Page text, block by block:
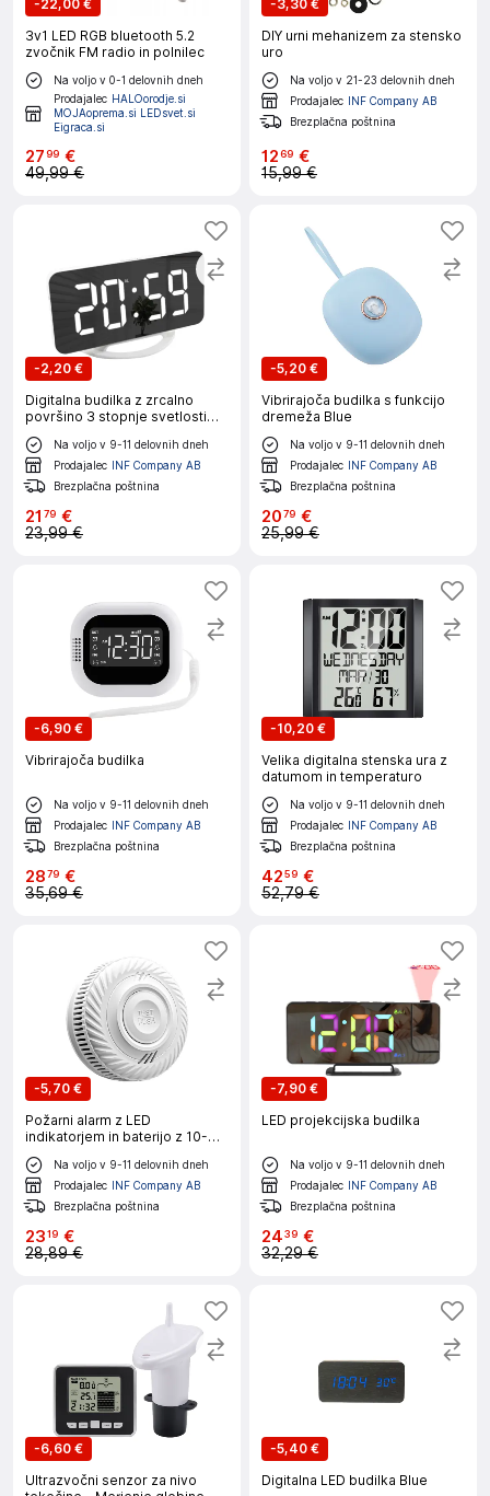
-22,00 €
3v1 LED RGB bluetooth 5.2
zvočnik FM radio in polnilec
Na voljo v 0-1 delovnih dneh
Prodajalec HALOorodje.si
MOJAoprema.si LEDsvet.si
Eigraca.si
2799 €
49,99 €
-3,30 €
DIY urni mehanizem za stensko
uro
Na voljo v 21-23 delovnih dneh
Prodajalec INF Company AB
Brezplačna poštnina
1269 €
15,99 €
-2,20 €
Digitalna budilka z zrcalno
površino 3 stopnje svetlosti
RGB barve
Na voljo v 9-11 delovnih dneh
Prodajalec INF Company AB
Brezplačna poštnina
21 79 €
23,99 €
-5,20 €
Vibrirajoča budilka s funkcijo
dremeža Blue
Na voljo v 9-11 delovnih dneh
Prodajalec INF Company AB
Brezplačna poštnina
2079 €
25,99 €
-6,90 €
Vibrirajoča budilka
Na voljo v 9-11 delovnih dneh
Prodajalec INF Company AB
Brezplačna poštnina
2879 €
35,69 €
-10,20 €
Velika digitalna stenska ura z
datumom in temperaturo
Na voljo v 9-11 delovnih dneh
Prodajalec INF Company AB
Brezplačna poštnina
4259 €
52,79 €
-5,70 €
Požarni alarm z LED
indikatorjem in baterijo z 10-
letno življenjsko dobo White
Na voljo v 9-11 delovnih dneh
Prodajalec INF Company AB
Brezplačna poštnina
2319 €
28,89 €
-7,90 €
LED projekcijska budilka
Na voljo v 9-11 delovnih dneh
Prodajalec INF Company AB
Brezplačna poštnina
2439 €
32,29 €
-6,60 €
Ultrazvočni senzor za nivo
-5,40 €
Digitalna LED budilka Blue